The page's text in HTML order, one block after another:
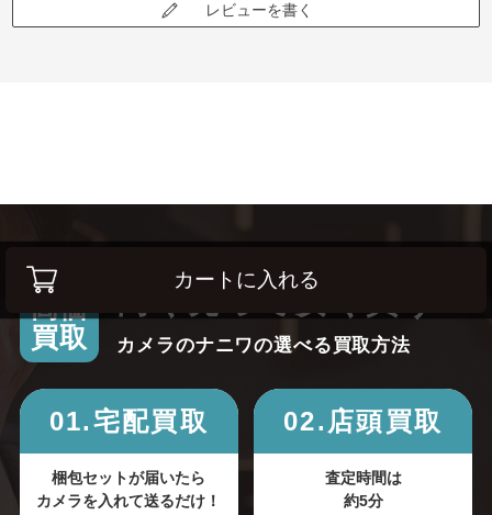
カートに入れる
レビューを書く
高価
買取
高く売って安く買う！
カメラのナニワの選べる買取方法
01.宅配買取
梱包セットが届いたら
カメラを入れて送るだけ！
02.店頭買取
査定時間は
約5分